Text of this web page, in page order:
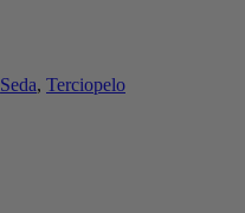
Seda, Terciopelo